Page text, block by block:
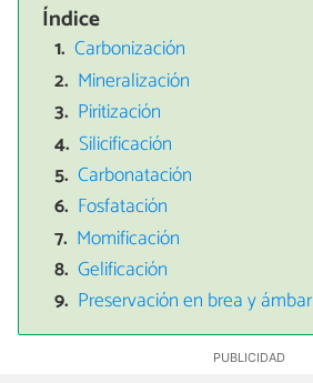
Índice
Carbonización
Mineralización
Piritización
Silicificación
Carbonatación
Fosfatación
Momificación
Gelificación
Preservación en brea y ámbar